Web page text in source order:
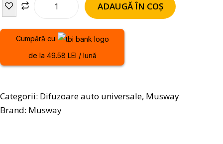
ADAUGĂ ÎN COȘ
Cumpără cu
de la 49.58 LEI / lună
Categorii: Difuzoare auto universale, Musway
Brand: Musway